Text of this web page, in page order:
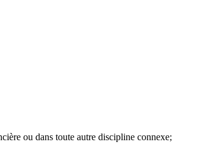
ou dans toute autre discipline connexe;